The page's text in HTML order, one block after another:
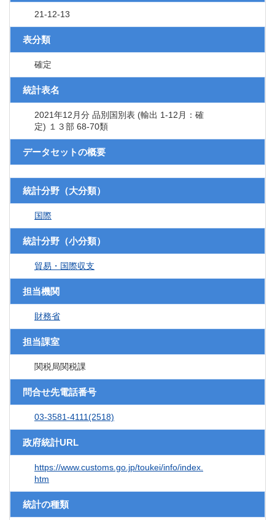
21-12-13
表分類
確定
統計表名
2021年12月分 品別国別表 (輸出 1-12月：確
定) １３部 68-70類
データセットの概要
統計分野（大分類）
国際
統計分野（小分類）
貿易・国際収支
担当機関
財務省
担当課室
関税局関税課
問合せ先電話番号
03-3581-4111(2518)
政府統計URL
https://www.customs.go.jp/toukei/info/index.
htm
統計の種類